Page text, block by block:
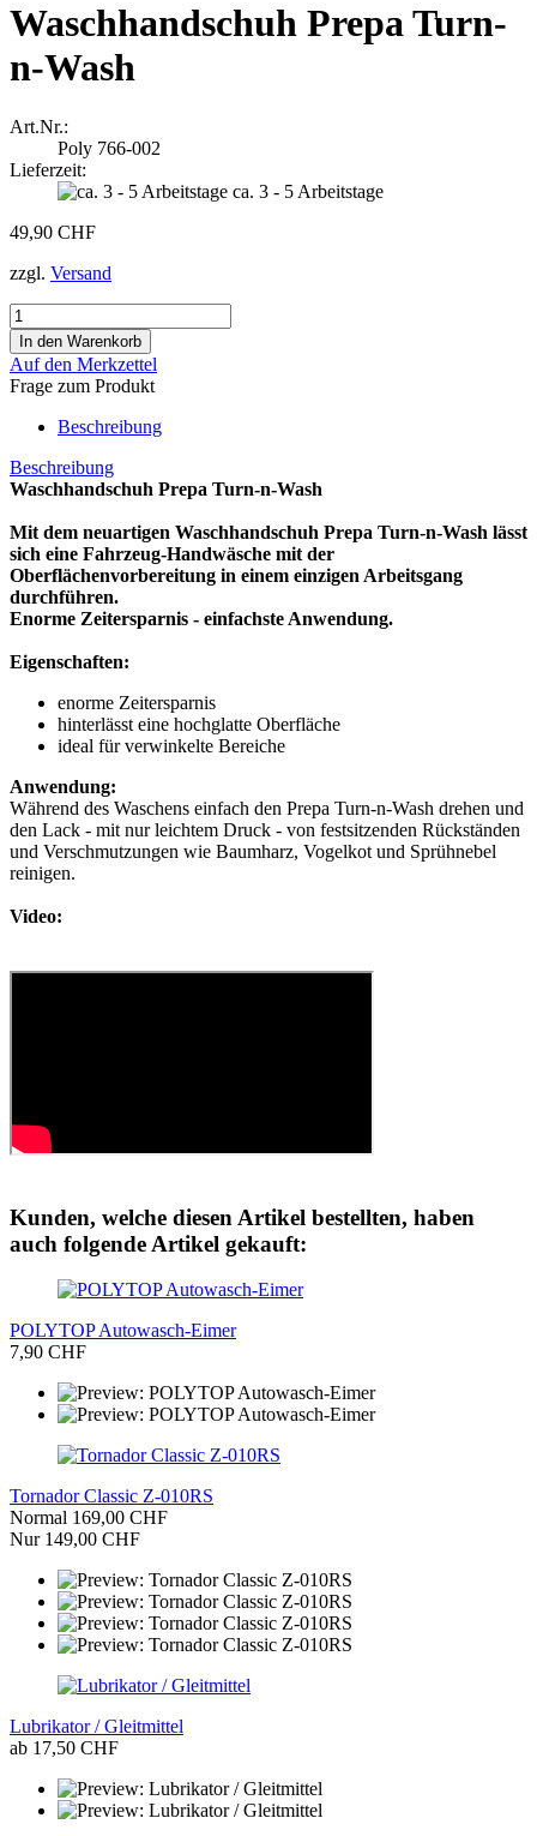
Waschhandschuh Prepa Turn-
n-Wash
Art.Nr.:
Poly 766-002
Lieferzeit:
ca. 3 - 5 Arbeitstage
49,90 CHF
zzgl. Versand
Auf den Merkzettel
Frage zum Produkt
Beschreibung
Beschreibung
Waschhandschuh Prepa Turn-n-Wash
Mit dem neuartigen Waschhandschuh Prepa Turn-n-Wash lässt
sich eine Fahrzeug-Handwäsche mit der
Oberflächenvorbereitung in einem einzigen Arbeitsgang
durchführen.
Enorme Zeitersparnis - einfachste Anwendung.
Eigenschaften:
enorme Zeitersparnis
hinterlässt eine hochglatte Oberfläche
ideal für verwinkelte Bereiche
Anwendung:
Während des Waschens einfach den Prepa Turn-n-Wash drehen und
den Lack - mit nur leichtem Druck - von festsitzenden Rückständen
und Verschmutzungen wie Baumharz, Vogelkot und Sprühnebel
reinigen.
Video:
Kunden, welche diesen Artikel bestellten, haben
auch folgende Artikel gekauft:
POLYTOP Autowasch-Eimer
7,90 CHF
Tornador Classic Z-010RS
Normal 169,00 CHF
Nur 149,00 CHF
Lubrikator / Gleitmittel
ab 17,50 CHF